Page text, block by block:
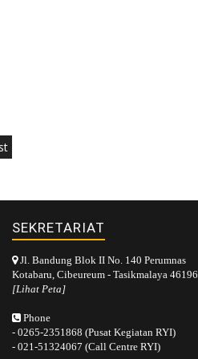
SEKRETARIAT
Jl. Bandung Blok II No. 140 Perumnas
Kotabaru, Cibeureum - Tasikmalaya 46196
[Lihat Peta]
Phone
- 0265-2351868 (Pusat Kegiatan RYI)
- 021-51324067 (Call Centre RYI)